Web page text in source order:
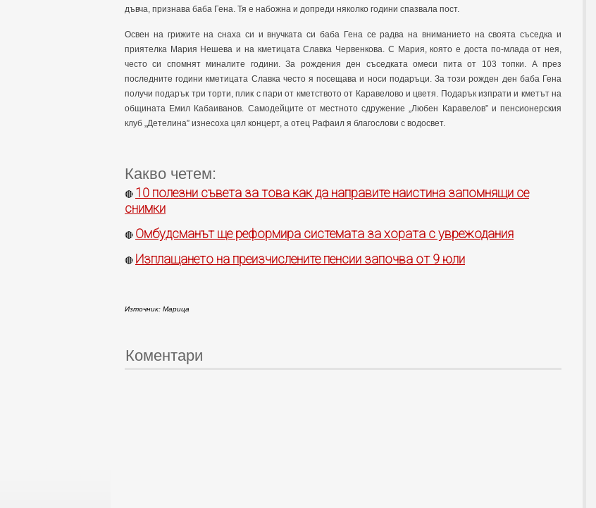
дъвча, признава баба Гена. Тя е набожна и допреди няколко години спазвала пост.
Освен на грижите на снаха си и внучката си баба Гена се радва на вниманието на своята съседка и
приятелка Мария Нешева и на кметицата Славка Червенкова. С Мария, която е доста по-млада от нея,
често си спомнят миналите години. За рождения ден съседката омеси пита от 103 топки. А през
последните години кметицата Славка често я посещава и носи подаръци. За този рожден ден баба Гена
получи подарък три торти, плик с пари от кметството от Каравелово и цветя. Подарък изпрати и кметът на
общината Емил Кабаиванов. Самодейците от местното сдружение „Любен Каравелов” и пенсионерския
клуб „Детелина” изнесоха цял концерт, а отец Рафаил я благослови с водосвет.
Какво четем:
🔴 10 полезни съвета за това как да направите наистина запомнящи се
снимки
🔴 Омбудсманът ще реформира системата за хората с уврежодания
🔴 Изплащането на преизчислените пенсии започва от 9 юли
Източник: Марица
Коментари